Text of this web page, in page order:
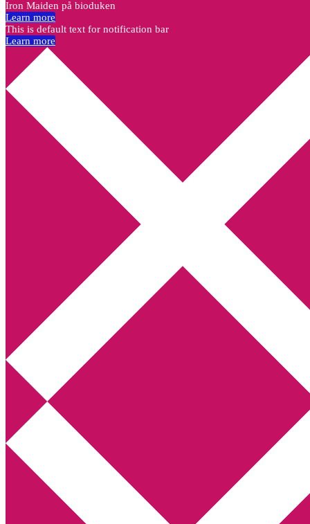
Annikas litteratur- och kulturblogg
Deckare, kriminalromaner, thrillers
Hem
Boktolva
Författarfemman
Kontakt
Iron Maiden på bioduken
Learn more
This is default text for notification bar
Learn more